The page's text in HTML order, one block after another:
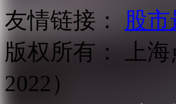
友情链接：
股
版权所有：
上
2022）